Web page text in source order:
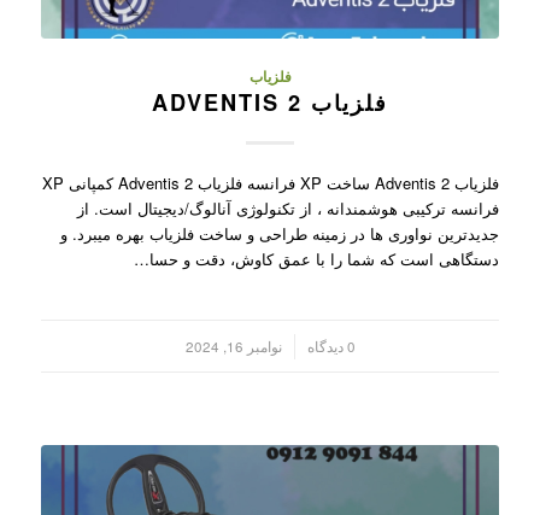
فلزیاب
فلزیاب ADVENTIS 2
فلزیاب Adventis 2 ساخت XP فرانسه فلزیاب Adventis 2 کمپانی XP
فرانسه ترکیبی هوشمندانه ، از تکنولوژی آنالوگ/دیجیتال است. از
جدیدترین نواوری ها در زمینه طراحی و ساخت فلزیاب بهره میبرد. و
دستگاهی است که شما را با عمق کاوش، دقت و حسا…
0 دیدگاه نوامبر 16, 2024